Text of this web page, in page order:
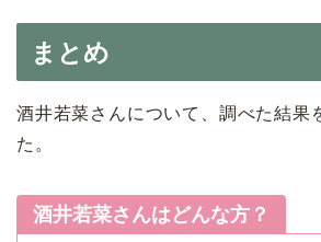
まとめ
酒井若菜さんについて、調べた結果
た。
酒井若菜さんはどんな方？